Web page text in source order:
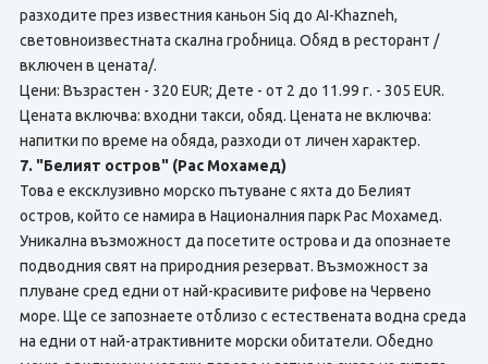
разходите през известния каньон Siq до AI-Khazneh,
световноизвестната скална гробница. Обяд в ресторант /
включен в цената/.
Цени: Възрастен - 320 EUR; Дете - от 2 до 11.99 г. - 305 EUR.
Цената включва: входни такси, обяд. Цената не включва:
напитки по време на обяда, разходи от личен характер.
7. "Белият остров" (Рас Мохамед)
Това е ексклузивно морско пътуване с яхта до Белият
остров, който се намира в Националния парк Рас Мохамед.
Уникална възможност да посетите острова и да опознаете
подводния свят на природния резерват. Възможност за
плуване сред едни от най-красивите рифове на Червено
море. Ще се запознаете отблизо с естествената водна среда
на едни от най-атрактивните морски обитатели. Обедно